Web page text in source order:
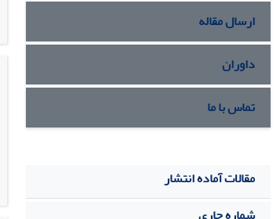
ارسال مقاله
داوران
تماس با ما
مقالات آماده انتشار